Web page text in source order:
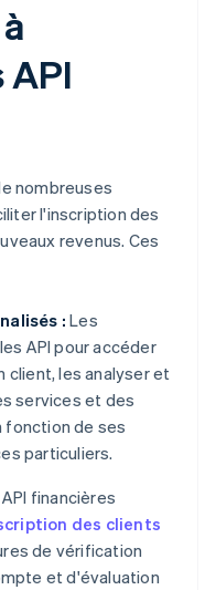
API
nombreuses
l'inscription des
revenus. Ces
:Les
API pour accéder
client, les analyser et
services et des
fonction de ses
particuliers.
financières
des clients
de vérification
et d'évaluation